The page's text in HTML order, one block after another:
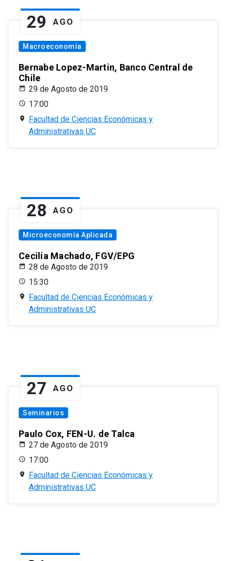
29 AGO
Macroeconomía
Bernabe Lopez-Martin, Banco Central de
Chile
29 de Agosto de 2019
17:00
Facultad de Ciencias Económicas y
Administrativas UC
28 AGO
Microeconomía Aplicada
Cecilia Machado, FGV/EPG
28 de Agosto de 2019
15:30
Facultad de Ciencias Económicas y
Administrativas UC
27 AGO
Seminarios
Paulo Cox, FEN-U. de Talca
27 de Agosto de 2019
17:00
Facultad de Ciencias Económicas y
Administrativas UC